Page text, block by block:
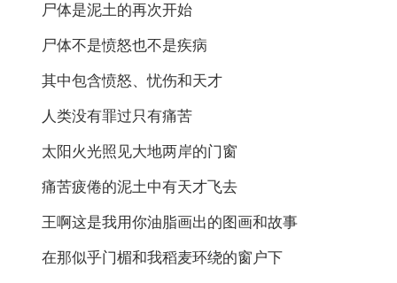
尸体是泥土的再次开始
尸体不是愤怒也不是疾病
其中包含愤怒、忧伤和天才
人类没有罪过只有痛苦
太阳火光照见大地两岸的门窗
痛苦疲倦的泥土中有天才飞去
王啊这是我用你油脂画出的图画和故事
在那似乎门楣和我稻麦环绕的窗户下